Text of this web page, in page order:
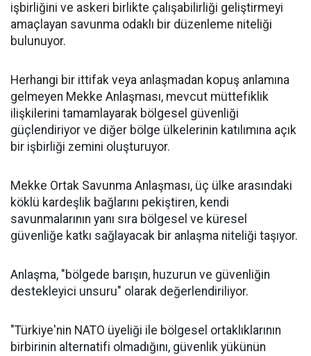
işbirliğini ve askeri birlikte çalışabilirliği geliştirmeyi
amaçlayan savunma odaklı bir düzenleme niteliği
bulunuyor.
Herhangi bir ittifak veya anlaşmadan kopuş anlamına
gelmeyen Mekke Anlaşması, mevcut müttefiklik
ilişkilerini tamamlayarak bölgesel güvenliği
güçlendiriyor ve diğer bölge ülkelerinin katılımına açık
bir işbirliği zemini oluşturuyor.
Mekke Ortak Savunma Anlaşması, üç ülke arasındaki
köklü kardeşlik bağlarını pekiştiren, kendi
savunmalarının yanı sıra bölgesel ve küresel
güvenliğe katkı sağlayacak bir anlaşma niteliği taşıyor.
Anlaşma, "bölgede barışın, huzurun ve güvenliğin
destekleyici unsuru" olarak değerlendiriliyor.
"Türkiye'nin NATO üyeliği ile bölgesel ortaklıklarının
birbirinin alternatifi olmadığını, güvenlik yükünün